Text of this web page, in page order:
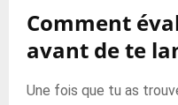
Comment
avant de te
Une fois que tu as